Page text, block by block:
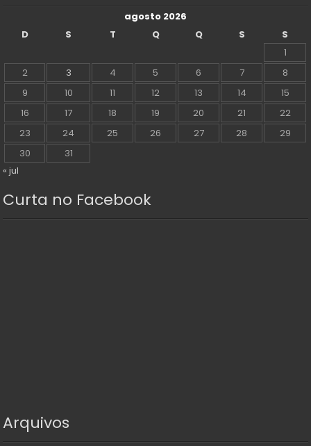
agosto 2026
D
S T Q Q S
S
1
2
3 4 5 6 7
8
9
10 11 12 13 14
15
16
17 18 19 20 21
22
23
24 25 26 27 28
29
30
31
« jul
Curta no Facebook
Arquivos